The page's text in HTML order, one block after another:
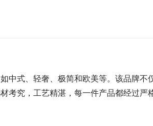
中式、轻奢、极简和欧美等。该品牌不
考究，工艺精湛，每一件产品都经过严